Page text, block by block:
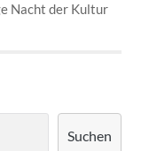
Nacht der Kultur
Suchen